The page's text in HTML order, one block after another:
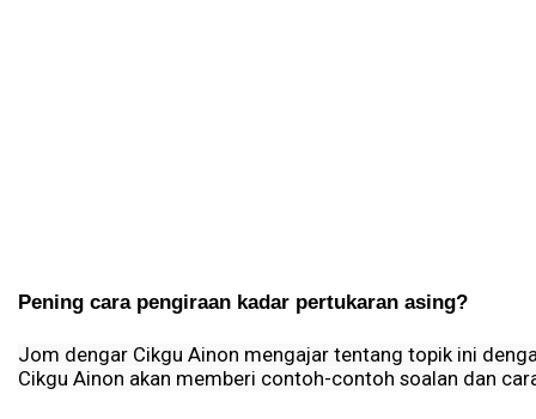
Pening cara pengiraan kadar pertukaran asing?
Jom dengar Cikgu Ainon mengajar tentang topik ini
Cikgu Ainon akan memberi contoh-contoh soalan dan